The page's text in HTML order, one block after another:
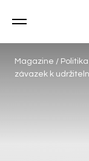
Magazine /
závazek k